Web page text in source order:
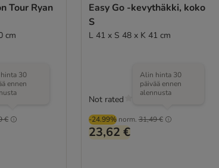
Tour Ryan
cm
€
30
ennen
Easy Go -kevythäkki, koko
S
L 41 x S 48 x K 41 cm
-24.99% norm. 31,49 €
Alin hinta 30
päivää ennen
alennusta
23,62 €
Not rated